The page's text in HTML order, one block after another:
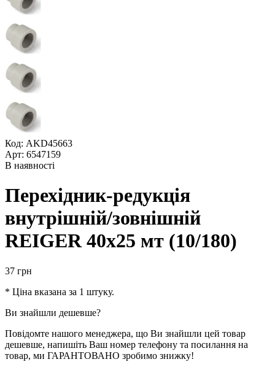
Код: AKD45663
Арт: 6547159
В наявності
Перехідник-редукція
внутрішній/зовнішній
REIGER 40х25 мт (10/180)
37 грн
* Ціна вказана за 1 штуку.
Ви знайшли дешевше?
Повідомте нашого менеджера, що Ви знайшли цей товар
дешевше, напишіть Ваш номер телефону та посилання на
товар, ми ГАРАНТОВАНО зробимо знижку!